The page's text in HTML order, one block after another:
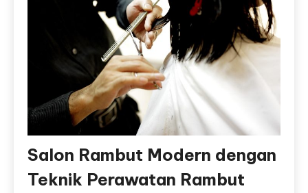
Salon Rambut Modern dengan
Teknik Perawatan Rambut